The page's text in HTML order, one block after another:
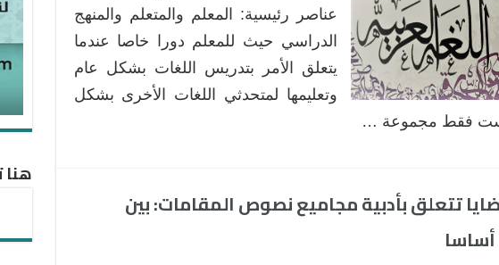
عناصر رئيسية: المعلم والمتعلم والمنهج
الدراسي حيث للمعلم دورا خاصا عندما
يتعلق الأمر بتدريس اللغات بشكل عام
وتعليمها لمتحدثي اللغات الأخرى بشكل
فقط مجموعة …
تتعلق بأدبية مجاميع نصوص المقامات: بين
أساسا
هنا